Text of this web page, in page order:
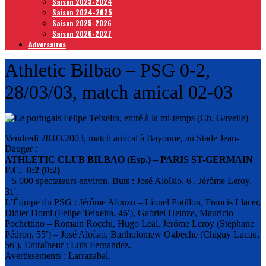
Saison 2024-2025
Saison 2025-2026
Saison 2026-2027
Adversaires
Athletic Bilbao – PSG 0-2,
28/03/03, match amical 02-03
Vendredi 28.03.2003, match amical à Bayonne, au Stade Jean-
Dauger :
ATHLETIC CLUB BILBAO (Esp.) – PARIS ST-GERMAIN
F.C. 0:2 (0:2)
– 5 000 spectateurs environ. Buts : José Aloísio, 6′, Jérôme Leroy,
31′.
L’Équipe du PSG : Jérôme Alonzo – Lionel Potillon, Francis Llacer,
Didier Domi (Felipe Teixeira, 46′), Gabriel Heinze, Mauricio
Pochettino – Romain Rocchi, Hugo Leal, Jérôme Leroy (Stéphane
Pédron, 55′) – José Aloísio, Bartholomew Ogbeche (Chiguy Lucau,
56′). Entraîneur : Luis Fernandez.
Avertissements : Larrazabal.